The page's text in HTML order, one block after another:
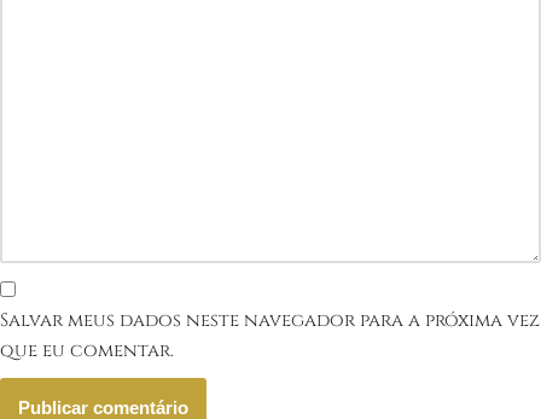
Salvar meus dados neste navegador para a próxima vez
que eu comentar.